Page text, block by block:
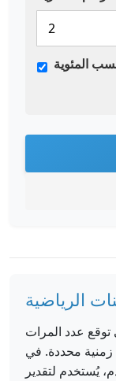
المئوية
الرياضية
عدد المرات
محددة. في
يُستخدم لتقدير